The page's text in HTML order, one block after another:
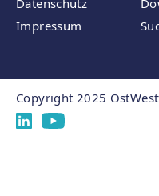
Datenschutz
Impressum
Copyright 2025